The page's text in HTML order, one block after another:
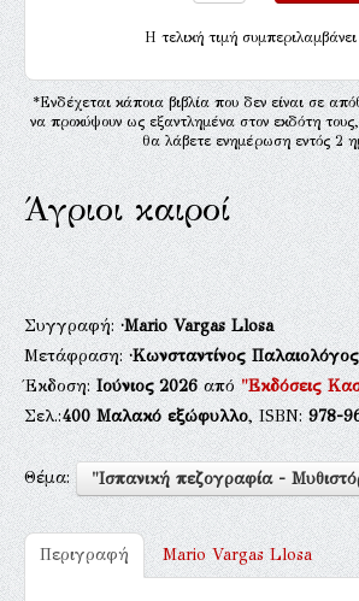
H τελική τιμή
*Ενδέχεται κάποια βιβλία που δεν είναι σε
να προκύψουν ως εξαντλημένα στον εκδότη
θα λάβετε ενημέρωση εντός 2
Άγριοι καιροί
Συγγραφή:·Mario Vargas Llosa
Μετάφραση:·Κωνσταντίνος Παλαιολόγος
Έκδοση:Ιούνιος 2026από"Εκδόσεις
Σελ.:400 Μαλακό εξώφυλλο, ISBN:978-
Θέμα: "Ισπανική πεζογραφία -
Περιγραφή Mario Vargas Llosa